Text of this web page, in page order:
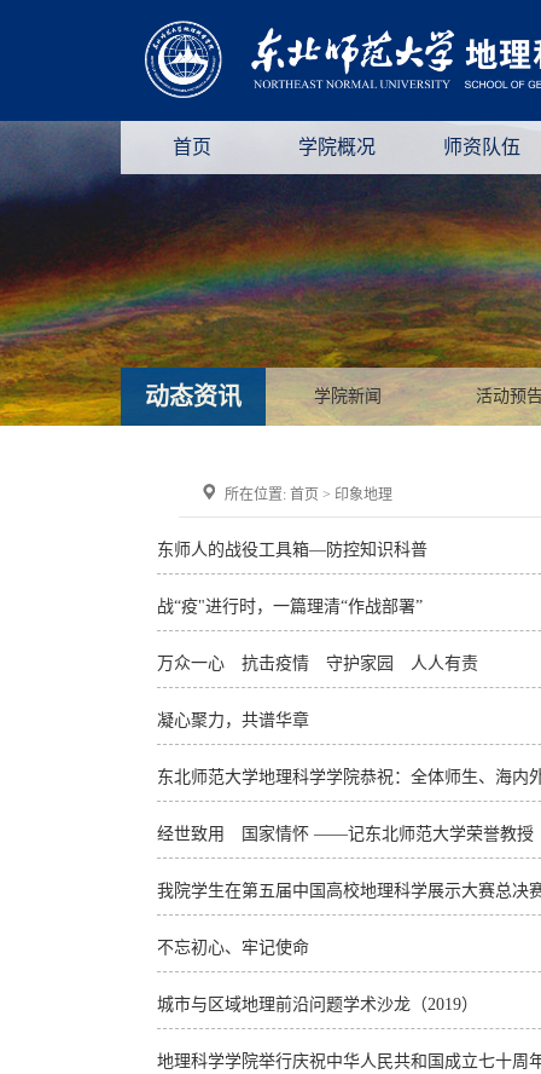
首页 学院概况 师资队伍
动态资讯 学院新闻 活动预
所在位置: 首页 > 印象地理
东师人的战役工具箱—防控知识科普
战“疫"进行时，一篇理清“作战部署”
万众一心 抗击疫情 守护家园 人人有责
凝心聚力，共谱华章
东北师范大学地理科学学院恭祝：全体师生、海内
经世致用 国家情怀 ——记东北师范大学荣誉教
我院学生在第五届中国高校地理科学展示大赛总决
不忘初心、牢记使命
城市与区域地理前沿问题学术沙龙（2019）
地理科学学院举行庆祝中华人民共和国成立七十周